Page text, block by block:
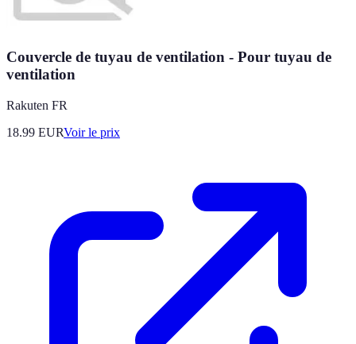
Couvercle de tuyau de ventilation - Pour tuyau de
ventilation
Rakuten FR
18.99 EURVoir le prix